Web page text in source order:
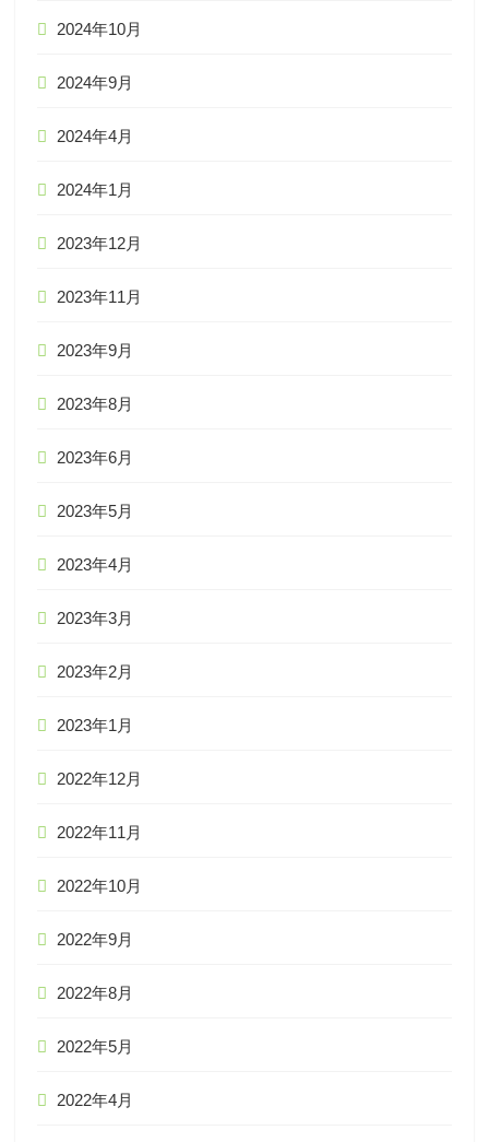
2024年10月
2024年9月
2024年4月
2024年1月
2023年12月
2023年11月
2023年9月
2023年8月
2023年6月
2023年5月
2023年4月
2023年3月
2023年2月
2023年1月
2022年12月
2022年11月
2022年10月
2022年9月
2022年8月
2022年5月
2022年4月